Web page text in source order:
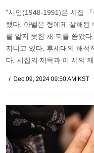
"시인(1948-1991)은 시집
했다. 아벨은 형에게 살해된
를 알지 못한 채 피를 쏟았
지니고 있다. 후세대의 해석
다. 시집의 제목과 이 시의
Dec 09, 2024 09:50 AM KST